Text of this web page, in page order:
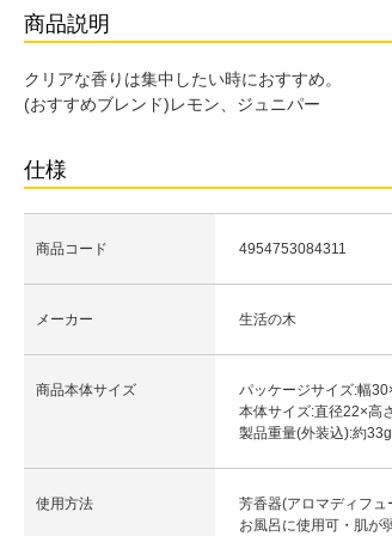
商品説明
クリアな香りは集中したい時におすすめ。
(おすすめブレンド)レモン、ジュニパー
仕様
商品コード 4954753084311
メーカー 生活の木
商品本体サイズ
パッケージサイズ:幅
本体サイズ:直径22×高
製品重量(外装込):約33g
使用方法
芳香器(アロマディフュ
お風呂に使用可・肌が